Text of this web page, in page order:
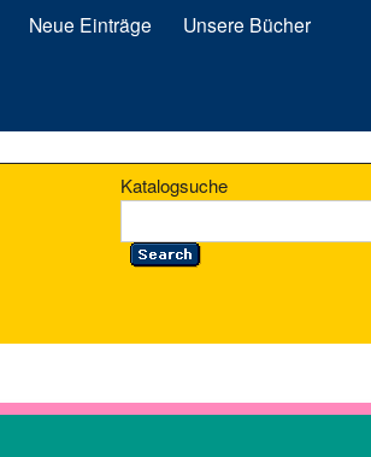
Neue Einträge Unsere Bücher
Katalogsuche